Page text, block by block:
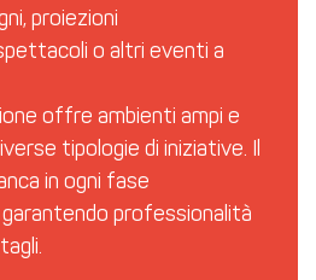
proiezioni
o altri eventi a
offre ambienti ampi e
tipologie di iniziative. Il
in ogni fase
garantendo professionalità